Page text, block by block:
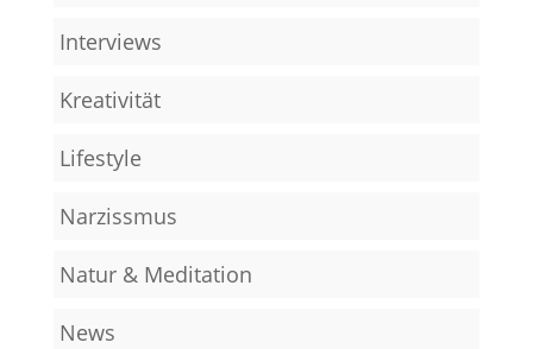
Interviews
Kreativität
Lifestyle
Narzissmus
Natur & Meditation
News